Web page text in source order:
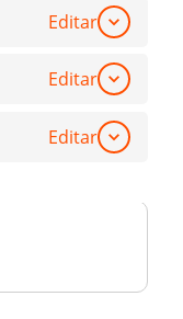
Editar
Editar
Editar